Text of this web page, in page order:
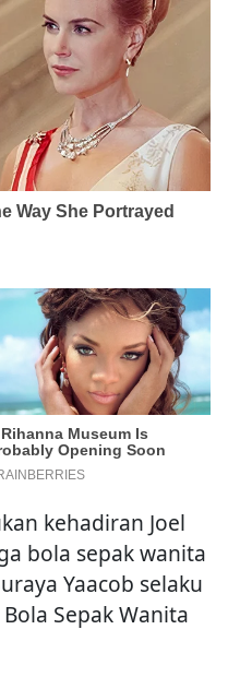
kehadiran Joel
bola sepak wanita
Yaacob selaku
Sepak Wanita